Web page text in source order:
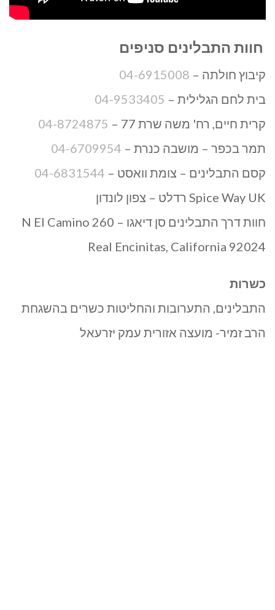
חוות התבלינים סניפים
קיבוץ חולתה – 04-6915008
בית לחם הגלילית – 04-9533405
קרית חיים, רח' משה שרת 77 –
04-8724875
תמר בכפר – מושבה כנרת – 04-6709954
קסם התבלינים – צומת וואסט – 04-6831544
Spice Way UK רדלט – צפון לונדון
חוות דרך התבלינים סן דיאגו – 260 N El Camino
Real Encinitas, California 92024
כשרות
התבלינים, התערובות והחליטות כשרים בהשגחת
הרב זמיר- מועצה אזורית עמק יזרעאל